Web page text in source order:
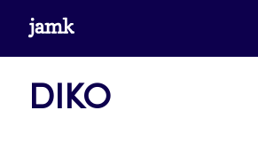
Siirrywww.jamk.fi
DIKO